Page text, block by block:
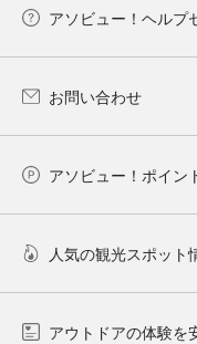
アソビュー！ヘルプ
お問い合わせ
アソビュー！ポイン
人気の観光スポット
アウトドアの体験を